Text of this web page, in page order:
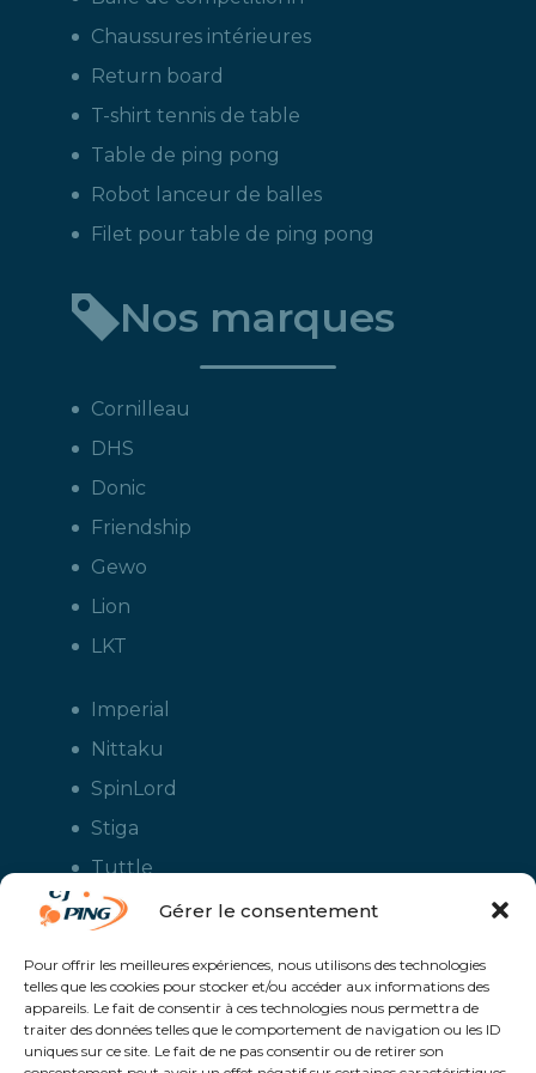
Gérer le consentement
Pour offrir les meilleures expériences, nous utilisons des technologies
telles que les cookies pour stocker et/ou accéder aux informations des
appareils. Le fait de consentir à ces technologies nous permettra de
traiter des données telles que le comportement de navigation ou les ID
uniques sur ce site. Le fait de ne pas consentir ou de retirer son
Chaussures intérieures
Return board
T-shirt tennis de table
Table de ping pong
Robot lanceur de balles
Filet pour table de ping pong
Nos marques
Cornilleau
DHS
Donic
Friendship
Gewo
Lion
LKT
Imperial
Nittaku
SpinLord
Stiga
Tuttle
Xiom